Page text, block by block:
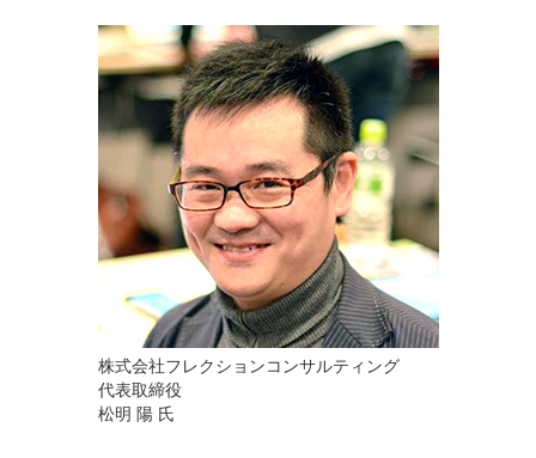
株式会社フレクションコンサルティング
代表取締役
松明 陽 氏